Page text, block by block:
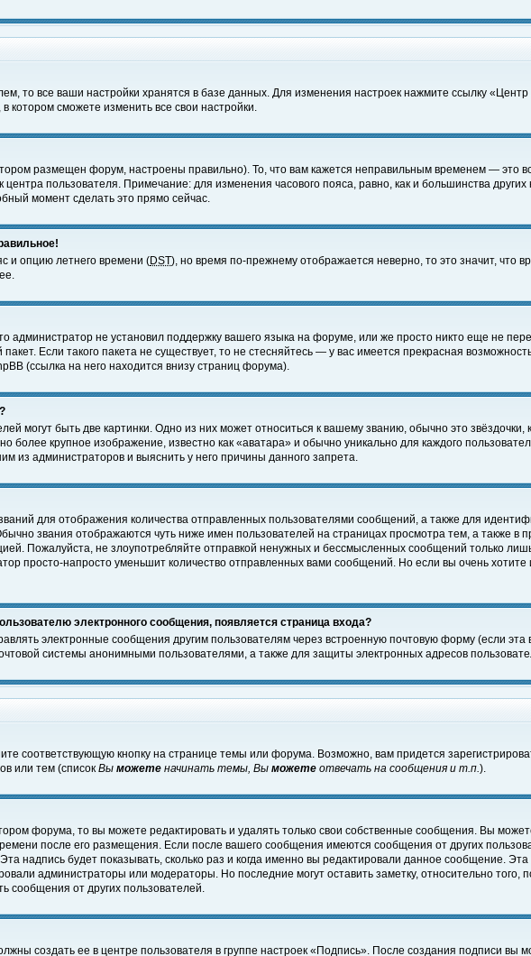
то все ваши настройки хранятся в базе данных. Для изменения настроек нажмите ссылку
котором сможете изменить все свои настройки.
размещен форум, настроены правильно). То, что вам кажется неправильным временем — это
центра пользователя. Примечание: для изменения часового пояса, равно, как и большинства
момент сделать это прямо сейчас.
и опцию летнего времени (DST), но время по-прежнему отображается неверно, то это значит, что
администратор не установил поддержку вашего языка на форуме, или же просто никто еще не
Если такого пакета не существует, то не стесняйтесь — у вас имеется прекрасная
(ссылка на него находится внизу страниц форума).
могут быть две картинки. Одно из них может относиться к вашему званию, обычно это
более крупное изображение, известно как «аватара» и обычно уникально для каждого
из администраторов и выяснить у него причины данного запрета.
для отображения количества отправленных пользователями сообщений, а также для
звания отображаются чуть ниже имен пользователей на страницах просмотра тем, а также
Пожалуйста, не злоупотребляйте отправкой ненужных и бессмысленных сообщений только
просто-напросто уменьшит количество отправленных вами сообщений. Но если вы очень
электронного сообщения, появляется страница входа?
электронные сообщения другим пользователям через встроенную почтовую форму (если
системы анонимными пользователями, а также для защиты электронных адресов
соответствующую кнопку на странице темы или форума. Возможно, вам придется
или тем (список Вы можете начинать темы, Вы можете отвечать на сообщения и т.п.).
форума, то вы можете редактировать и удалять только свои собственные сообщения. Вы
после его размещения. Если после вашего сообщения имеются сообщения от других
надпись будет показывать, сколько раз и когда именно вы редактировали данное сообщение.
администраторы или модераторы. Но последние могут оставить заметку, относительно
сообщения от других пользователей.
создать ее в центре пользователя в группе настроек «Подпись». После создания подписи